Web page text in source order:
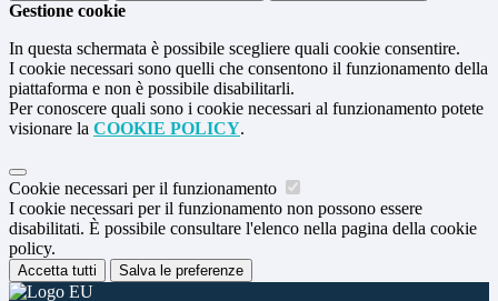
Gestione cookie
In questa schermata è possibile scegliere quali cookie consentire.
I cookie necessari sono quelli che consentono il funzionamento della
piattaforma e non è possibile disabilitarli.
Per conoscere quali sono i cookie necessari al funzionamento potete
visionare la COOKIE POLICY.
Cookie necessari per il funzionamento
I cookie necessari per il funzionamento non possono essere
disabilitati. È possibile consultare l'elenco nella pagina della cookie
policy.
Accetta tutti Salva le preferenze